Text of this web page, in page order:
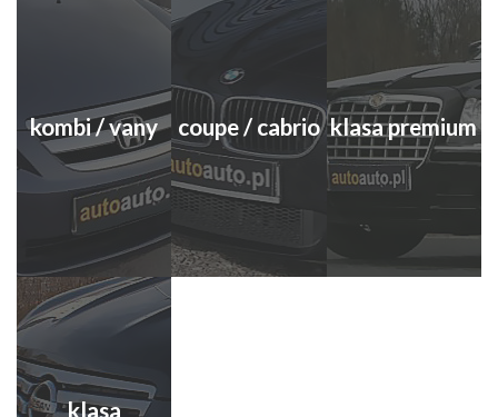
kombi / vany coupe / cabrio klasa premium
klasa